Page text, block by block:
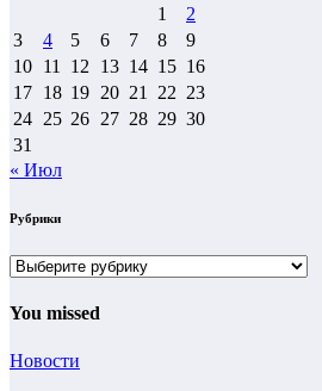
1
2
3
4 5 6 7 8
9
10 11 12 13 14 15 16
17 18 19 20 21 22 23
24 25 26 27 28 29 30
31
« Июл
Рубрики
Рубрики
You missed
Новости